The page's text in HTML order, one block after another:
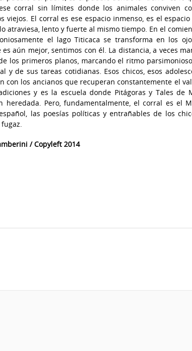
corral sin límites donde los animales conviven
viejos. El corral es ese espacio inmenso, es el
lento y fuerte al mismo tiempo. En el
el lago Titicaca se transforma en los
aún mejor, sentimos con él. La distancia, a veces
los primeros planos, marcando el ritmo
de sus tareas cotidianas. Esos chicos, esos
con los ancianos que recuperan constantemente el
y es la escuela donde Pitágoras y Tales de
Pero, fundamentalmente, el corral es el
las poesías políticas y entrañables de los
/ Copyleft 2014